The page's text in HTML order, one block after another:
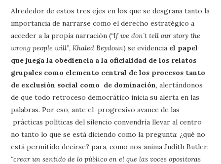
Alrededor de estos tres ejes en los que se desgrana tanto la
importancia de narrarse como el derecho estratégico a
acceder a la propia narración (“If we don´t tell our story the
wrong people will”, Khaled Beydoun) se evidencia el papel
que juega la obediencia a la oficialidad de los relatos
grupales como elemento central de los procesos tanto
de exclusión social como de dominación, alertándonos
de que todo retroceso democrático inicia su alerta en las
palabras. Por eso, ante el progresivo avance de las
prácticas políticas del silencio convendría llevar al centro
no tanto lo que se está diciendo como la pregunta: ¿qué no
está permitido decirse? para, como nos anima Judith Butler:
“crear un sentido de lo público en el que las voces opositoras